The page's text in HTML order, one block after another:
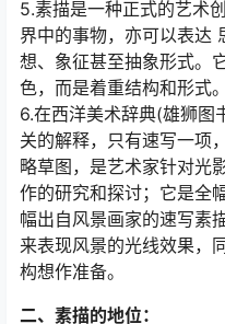
5.素描是一种正式的艺术
界中的事物，亦可以表达
想、象征甚至抽象形式。
色，而是着重结构和形式
6.在西洋美术辞典(雄狮图
关的解释，只有速写一项
略草图，是艺术家针对光
作的研究和探讨；它是全
幅出自风景画家的速写素
来表现风景的光线效果，
构想作准备。
二、素描的地位：